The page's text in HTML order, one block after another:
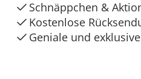
Schnäppchen &
Kostenlose
Geniale und